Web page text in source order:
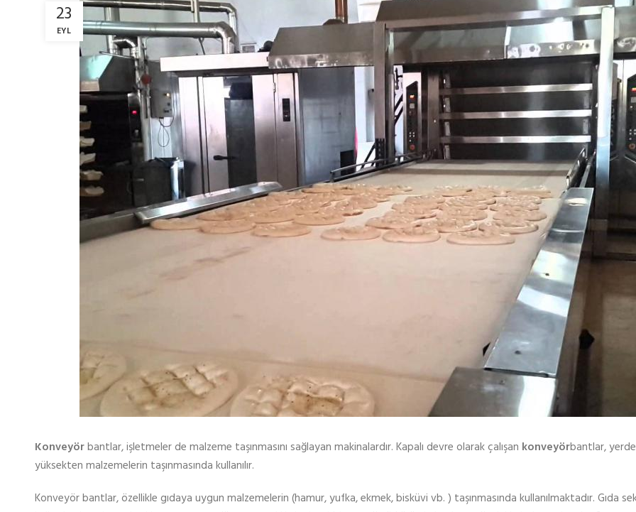
23
EYL
Konveyörbantlar, işletmeler de malzeme taşınmasını sağlayan makinalardır. Kapalı devre olarak çalışan konveyörbantlar,
yüksekten malzemelerin taşınmasında kullanılır.
Konveyör bantlar, özellikle gıdaya uygun malzemelerin (hamur, yufka, ekmek, bisküvi vb. ) taşınmasında kullanılmaktadır. Gıda